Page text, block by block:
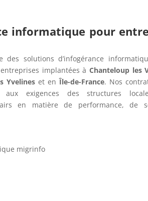
informatique pour
des solutions d’infogérance
implantées àChanteloup les
Yvelineset enÎle-de-France. Nos
aux exigences des structures
en matière de performance, de